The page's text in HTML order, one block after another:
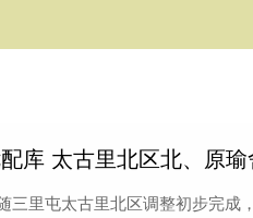
库 太古里北区北、原
三里屯太古里北区调整初步完成